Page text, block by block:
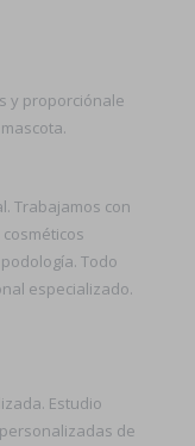
y proporciónale
Trabajamos con
Todo
especializado.
Estudio
de